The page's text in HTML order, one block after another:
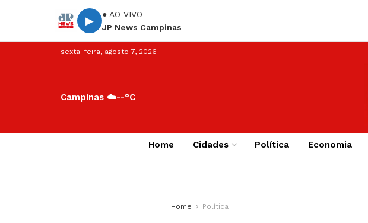
▶
● AO VIVO
JP News Campinas
sexta-feira, agosto 7, 2026
Campinas ☁️--°C
Home Cidades Política Economia
Home Política